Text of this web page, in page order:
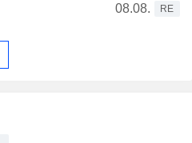
08.08.
RE